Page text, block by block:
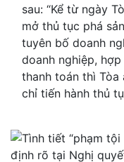
sau: “Kể từ ngày
mở thủ tục phá
tuyên bố doanh
doanh nghiệp,
thanh toán thì Tòa
chỉ tiến hành thủ